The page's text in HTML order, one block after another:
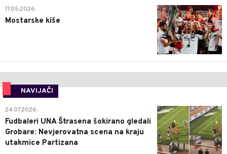
0
17.05.2026.
Mostarske kiše
NAVIJAČI
0
24.07.2026.
Fudbaleri UNA Štrasena šokirano gledali
Grobare: Nevjerovatna scena na kraju
utakmice Partizana